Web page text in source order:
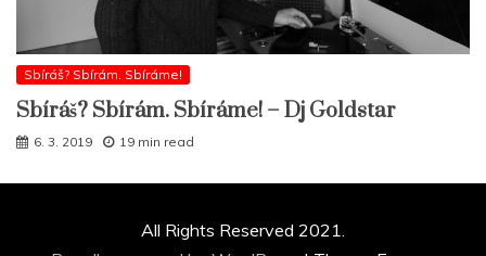
Sbíráš? Sbírám. Sbíráme!
Sbíráš? Sbírám. Sbíráme! – Dj Goldstar
6. 3. 2019 19 min read
All Rights Reserved 2021.